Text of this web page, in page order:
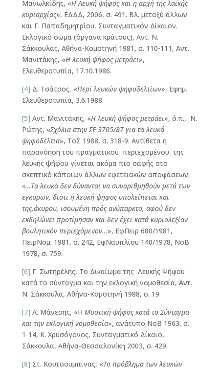
Μανωλκίδης, «Η Λευκή ψήφος και η αρχή της λαϊκής
κυριαρχίας», ΕΔΔΔ, 2006, σ. 491. Βλ. μεταξύ άλλων
και Γ. Παπαδημητρίου, Συνταγματικόν Δίκαιον.
Εκλογικό σώμα (όργανα κράτους), Αντ. Ν.
Σάκκουλας, Αθήνα-Κομοτηνή 1981, σ. 110-111, Αντ.
Μανιτάκης, «Η λευκή ψήφος μετράει»,
Ελευθεροτυπία, 17.10.1986.
[4] Δ. Τσάτσος, «Περί λευκών ψηφοδελτίων», Εφημ.
Ελευθεροτυπία, 3.6.1988.
[5] Αντ. Μανιτάκης, «Η λευκή ψήφος μετράει», ό.π., Ν.
Ρώτης, «Σχόλια στην ΣΕ 3705/87 για τα λευκά
ψηφοδέλτια», ΤοΣ 1988, σ. 318-9. Αντίθετα η
παρανόηση του πραγματικού περιεχομένου της
λευκής ψήφου γίνεται ακόμα πιο σαφής στο
σκεπτικό κάποιων άλλων εφετειακών αποφάσεων:
«…Τα λευκά δεν δύναν­ται να συναριθμηθούν μετά των
εγκύρων, διότι ή λευκή ψήφος υπολείπεται και
της,άκυρου, ισουμένη πρός ανύπαρκτο, αφού δεν
εκδηλώνει προτίμησαν και δεν έχει κατά κυριολεξίαν
βουλητικόν περιεχόμενον…», ΕφΠειρ 680/1981,
ΠειρΝομ. 1981, σ. 242, ΕφΝαυπλίου 140/1978, ΝοΒ
1978, σ. 759.
[6] Γ. Σωτηρέλης, Το Δικαίωμα της Λευκής Ψήφου
κατά το σύνταγμα και την εκλογική νομοθεσία, Αντ.
Ν. Σάκκουλα, Αθήνα-Κομοτηνή 1988, σ. 19.
[7] Α. Μάνεσης, «Η Μυστική ψήφος κατά το Σύνταγμα
και την εκλογική νομοθεσία», ανάτυπο ΝοΒ 1963, σ.
1-14, Κ. Χρυσόγονος, Συνταγματικό Δίκαιο,
Σάκκουλα, Αθήνα-Θεσσαλονίκη 2003, σ. 429.
[8] Στ. Κουτσουμπίνας, «Το πρόβλημα των λευκών